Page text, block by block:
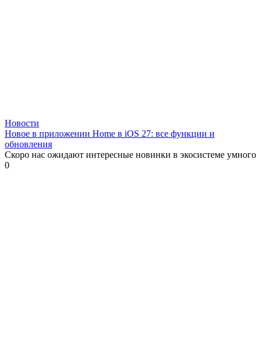
Новости
Новое в приложении Home в iOS 27: все функции и
обновления
Скоро нас ожидают интересные новинки в экосистеме умного
0